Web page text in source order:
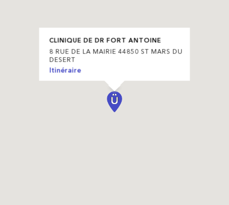
CLINIQUE DE DR FORT ANTOINE
8 RUE DE LA MAIRIE 44850 ST MARS DU
DESERT
Itinéraire